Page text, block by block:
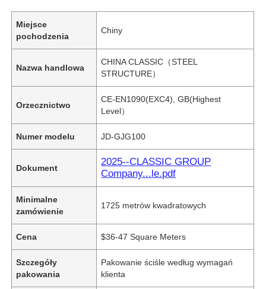
Miejsce
pochodzenia
Chiny
Nazwa handlowa
CHINA CLASSIC（STEEL
STRUCTURE）
Orzecznictwo
CE-EN1090(EXC4), GB(Highest
Level）
Numer modelu JD-GJG100
Dokument
2025--CLASSIC GROUP
Company...le.pdf
Minimalne
zamówienie
1725 metrów kwadratowych
Cena $36-47 Square Meters
Szczegóły
pakowania
Pakowanie ściśle według wymagań
klienta